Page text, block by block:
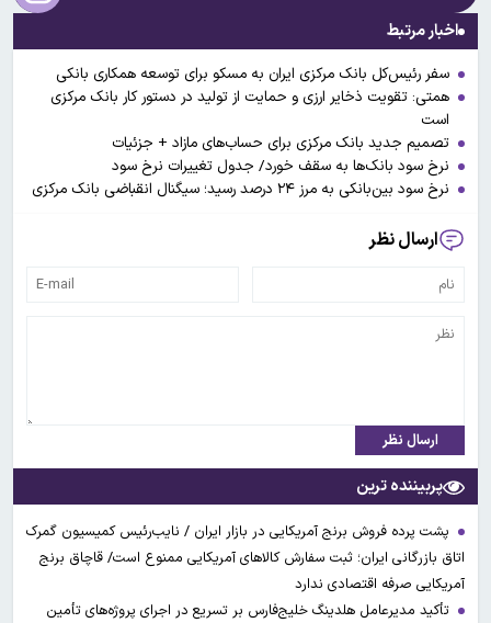
اخبار مرتبط
سفر رئیس‌کل بانک مرکزی ایران به مسکو برای توسعه همکاری بانکی
همتی: تقویت ذخایر ارزی و حمایت از تولید در دستور کار بانک مرکزی
است
تصمیم جدید بانک مرکزی برای حساب‌های مازاد + جزئیات
نرخ سود بانک‌ها به سقف خورد/ جدول تغییرات نرخ سود
نرخ سود بین‌بانکی به مرز ۲۴ درصد رسید؛ سیگنال انقباضی بانک مرکزی
ارسال نظر
ارسال نظر
پربیننده ترین
پشت پرده فروش برنج آمریکایی در بازار ایران / نایب‌رئیس کمیسیون گمرک
اتاق بازرگانی ایران؛ ثبت سفارش کالاهای آمریکایی ممنوع است/ قاچاق برنج
آمریکایی صرفه اقتصادی ندارد
تأکید مدیرعامل هلدینگ خلیج‌فارس بر تسریع در اجرای پروژه‌های تأمین